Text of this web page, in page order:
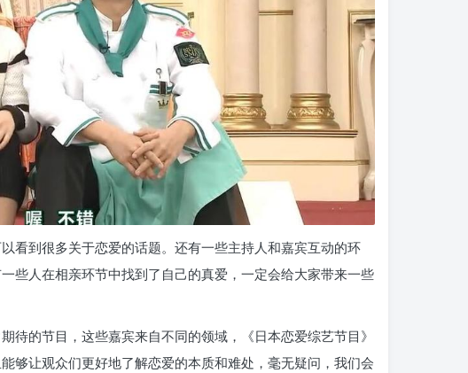
看到很多关于恋爱的话题。还有一些主持人和嘉宾互动的环
些人在相亲环节中找到了自己的真爱，一定会给大家带来一些
待的节目，这些嘉宾来自不同的领域，《日本恋爱综艺节目》
够让观众们更好地了解恋爱的本质和难处，毫无疑问，我们会